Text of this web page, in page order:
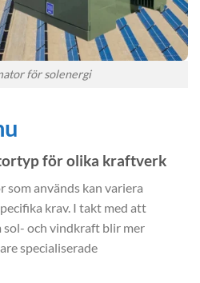
för solenergi
för olika kraftverk
används kan variera
krav. I takt med att
och vindkraft blir mer
specialiserade